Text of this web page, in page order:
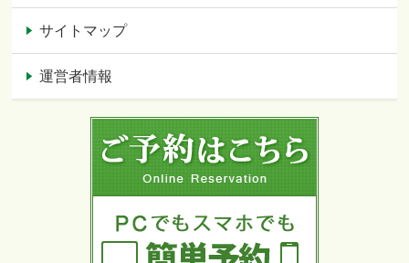
サイトマップ
運営者情報